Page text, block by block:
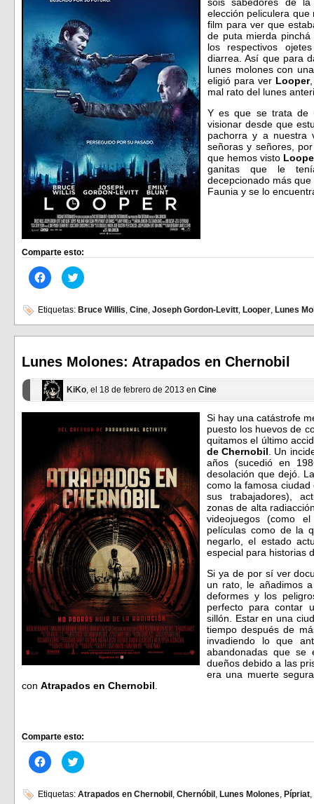
elección peliculera
film para ver que
de puta mierda
los respectivos
diarrea. Así que para
lunes molones con
eligió para ver Looper
mal rato del lunes
Y es que se trata de
visionar desde que
pachorra y a nuestra
señoras y señores,
que hemos visto
ganitas que le
decepcionado más
Faunia y se lo
Comparte esto:
Haz
clic
en
Facebook
(Se
abre
ventana
nueva)
Haz
clic
en
(Se
abre
ventana
nueva)
Etiquetas: Bruce Willis Cine Joseph Gordon-Levitt Looper Lunes
Lunes Molones: Atrapados en Chernobil
KiKo, el 18 de febrero de 2013 en Cine
Si hay una catástrofe
puesto los huevos de
quitamos el último
de Chernobil . Un
años (sucedió en
desolación que dejó.
como la famosa
sus trabajadores),
zonas de alta
videojuegos (como
películas como de la
negarlo, el estado
especial para historias
Si ya de por sí ver
un rato, le añadimos
deformes y los
perfecto para contar
sillón. Estar en una
tiempo después de
invadiendo lo que
abandonadas que se
dueños debido a las
era una muerte
con Atrapados en Chernobil
Comparte esto:
Haz
clic
en
Facebook
Haz
clic
en
Twitter
Etiquetas: Atrapados en Chernobil , Chernóbil , Lunes Molones, Pípriat,